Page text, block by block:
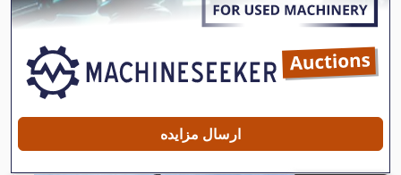
ارسال مزایده